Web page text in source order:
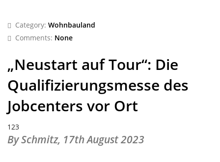
Category: Wohnbauland
Comments: None
„Neustart auf Tour“: Die
Qualifizierungsmesse des
Jobcenters vor Ort
123
By Schmitz, 17th August 2023